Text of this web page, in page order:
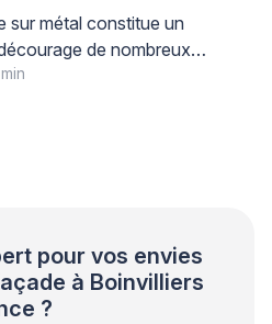
sur métal constitue un
de nombreux
trouve son origine dans
min
pour vos envies
à Boinvilliers
?